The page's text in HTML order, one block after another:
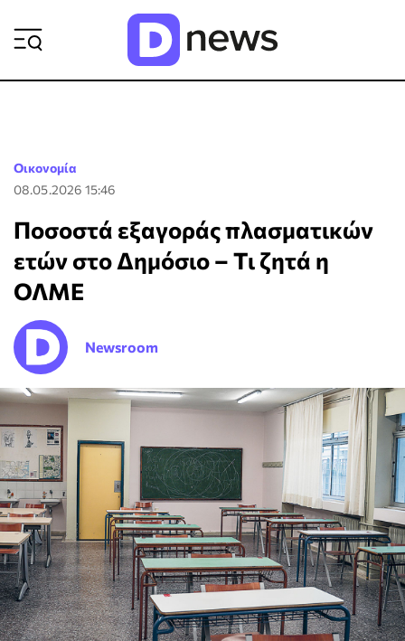
Οικονομία
08.05.2026 15:46
Ποσοστά εξαγοράς πλασματικών
ετών στο Δημόσιο – Τι ζητά η
ΟΛΜΕ
Newsroom